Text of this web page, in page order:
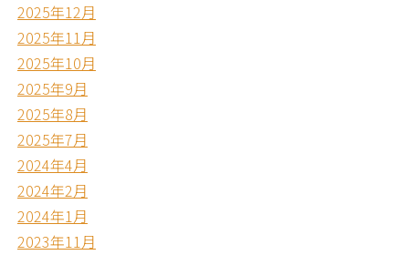
2025年12月
2025年11月
2025年10月
2025年9月
2025年8月
2025年7月
2024年4月
2024年2月
2024年1月
2023年11月